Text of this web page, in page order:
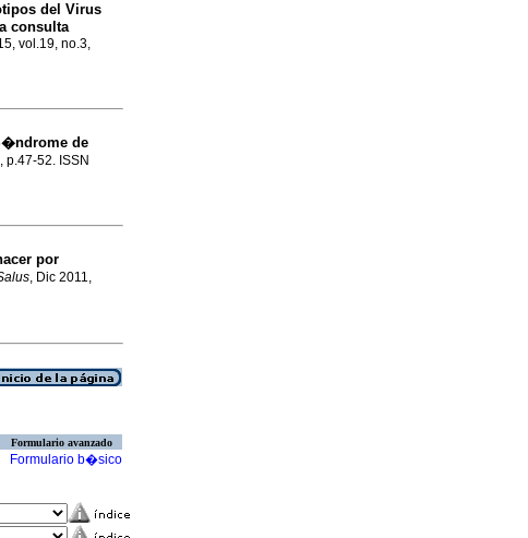
del Virus
consulta
vol.19, no.3,
de
p.47-52. ISSN
por
, Dic 2011,
Formulario avanzado
Formulario b�sico